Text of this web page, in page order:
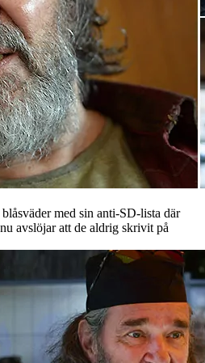
med sin anti-SD-lista där
avslöjar att de aldrig skrivit på